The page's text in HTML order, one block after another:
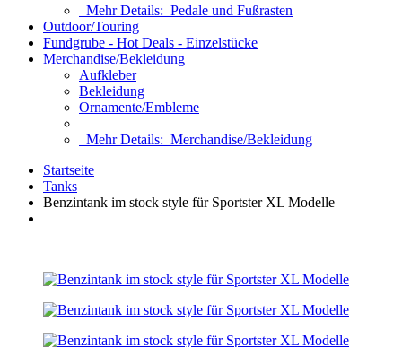
Mehr Details: Pedale und Fußrasten
Outdoor/Touring
Fundgrube - Hot Deals - Einzelstücke
Merchandise/Bekleidung
Aufkleber
Bekleidung
Ornamente/Embleme
Mehr Details: Merchandise/Bekleidung
Startseite
Tanks
Benzintank im stock style für Sportster XL Modelle